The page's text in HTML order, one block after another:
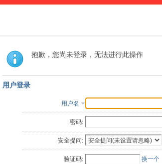
抱歉，您尚未登录，无法进行此操作
用户登录
用户名
密码:
安全提问:
验证码:
换一个